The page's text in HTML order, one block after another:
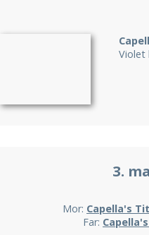
Violet
3.
Mor: Capella's
Far: